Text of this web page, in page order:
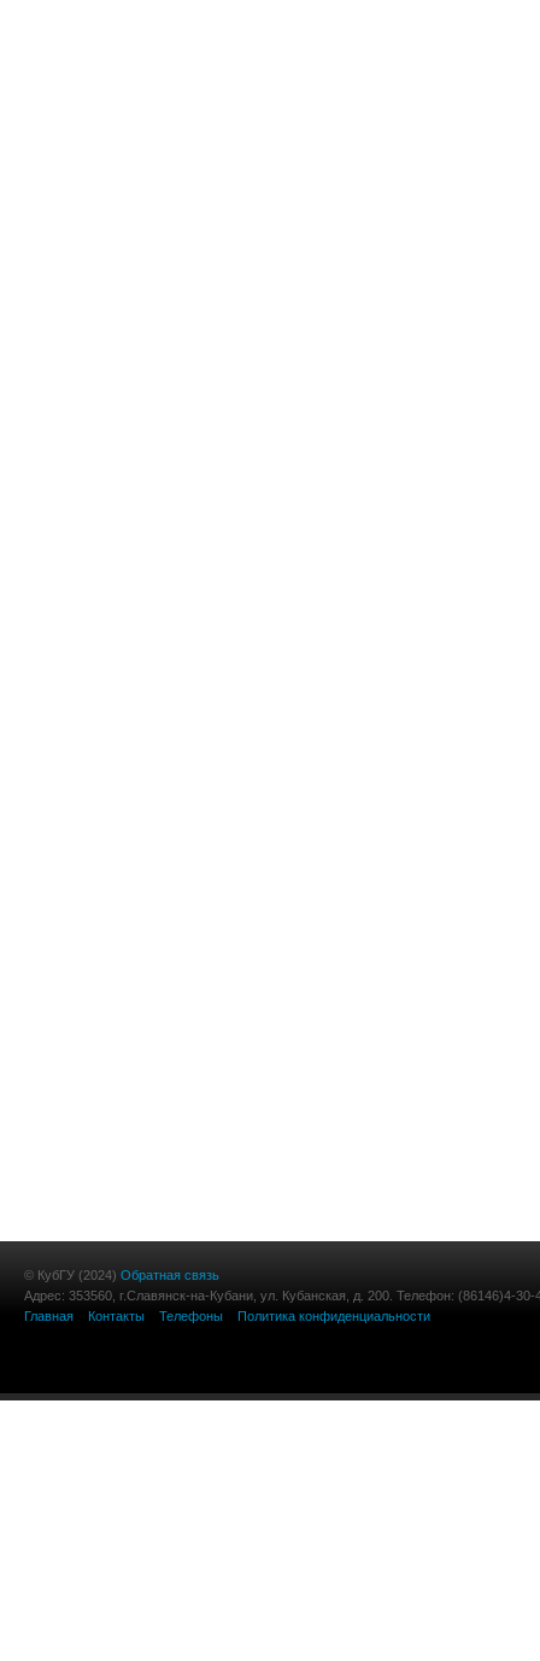
© КубГУ (2024) Обратная связь
Адрес: 353560, г.Славянск-на-Кубани, ул. Кубанская, д. 200. Телефон: (86146)4-30-
Главная
Контакты Телефоны Политика конфиденциальности